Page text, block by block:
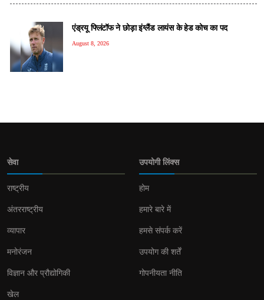
एंड्रयू फ्लिंटॉफ ने छोड़ा इंग्लैंड लायंस के हेड कोच का पद
August 8, 2026
सेवा
राष्ट्रीय
अंतरराष्ट्रीय
व्यापार
मनोरंजन
विज्ञान और प्रौद्योगिकी
खेल
उपयोगी लिंक्स
होम
हमारे बारे में
हमसे संपर्क करें
उपयोग की शर्तें
गोपनीयता नीति